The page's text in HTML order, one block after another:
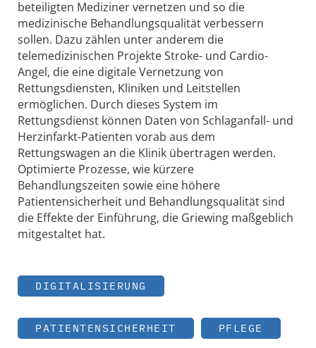
beteiligten Mediziner vernetzen und so die
medizinische Behandlungsqualität verbessern
sollen. Dazu zählen unter anderem die
telemedizinischen Projekte Stroke- und Cardio-
Angel, die eine digitale Vernetzung von
Rettungsdiensten, Kliniken und Leitstellen
ermöglichen. Durch dieses System im
Rettungsdienst können Daten von Schlaganfall- und
Herzinfarkt-Patienten vorab aus dem
Rettungswagen an die Klinik übertragen werden.
Optimierte Prozesse, wie kürzere
Behandlungszeiten sowie eine höhere
Patientensicherheit und Behandlungsqualität sind
die Effekte der Einführung, die Griewing maßgeblich
mitgestaltet hat.
DIGITALISIERUNG
PATIENTENSICHERHEIT PFLEGE